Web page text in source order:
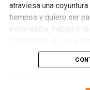
Recibe
importantes
en tu
atraviesa una
tiempos y quiero ser
experiencia, trabajo y
justa, unida y equitativa.